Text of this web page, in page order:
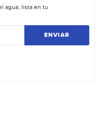
agua, lista en tu
ENVIAR